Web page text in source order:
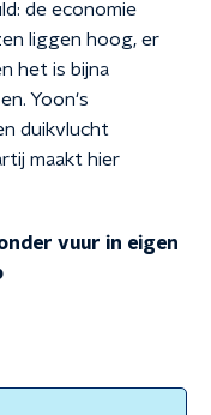
de economie
liggen hoog, er
het is bijna
Yoon's
duikvlucht
maakt hier
vuur in eigen